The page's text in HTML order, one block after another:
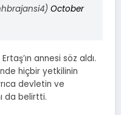
October
annesi söz aldı.
hiçbir yetkilinin
devletin ve
da belirtti.